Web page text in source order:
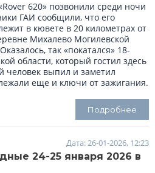
620» позвонили среди ночи
ГАИ сообщили, что его
в кювете в 20 километрах от
Михалево Могилевской
так «покатался» 18-
области, который гостил здесь
человек выпил и заметил
еще и ключи от зажигания.
Подробнее
Дата: 26-01-2026, 12:23
24-25 января 2026 в